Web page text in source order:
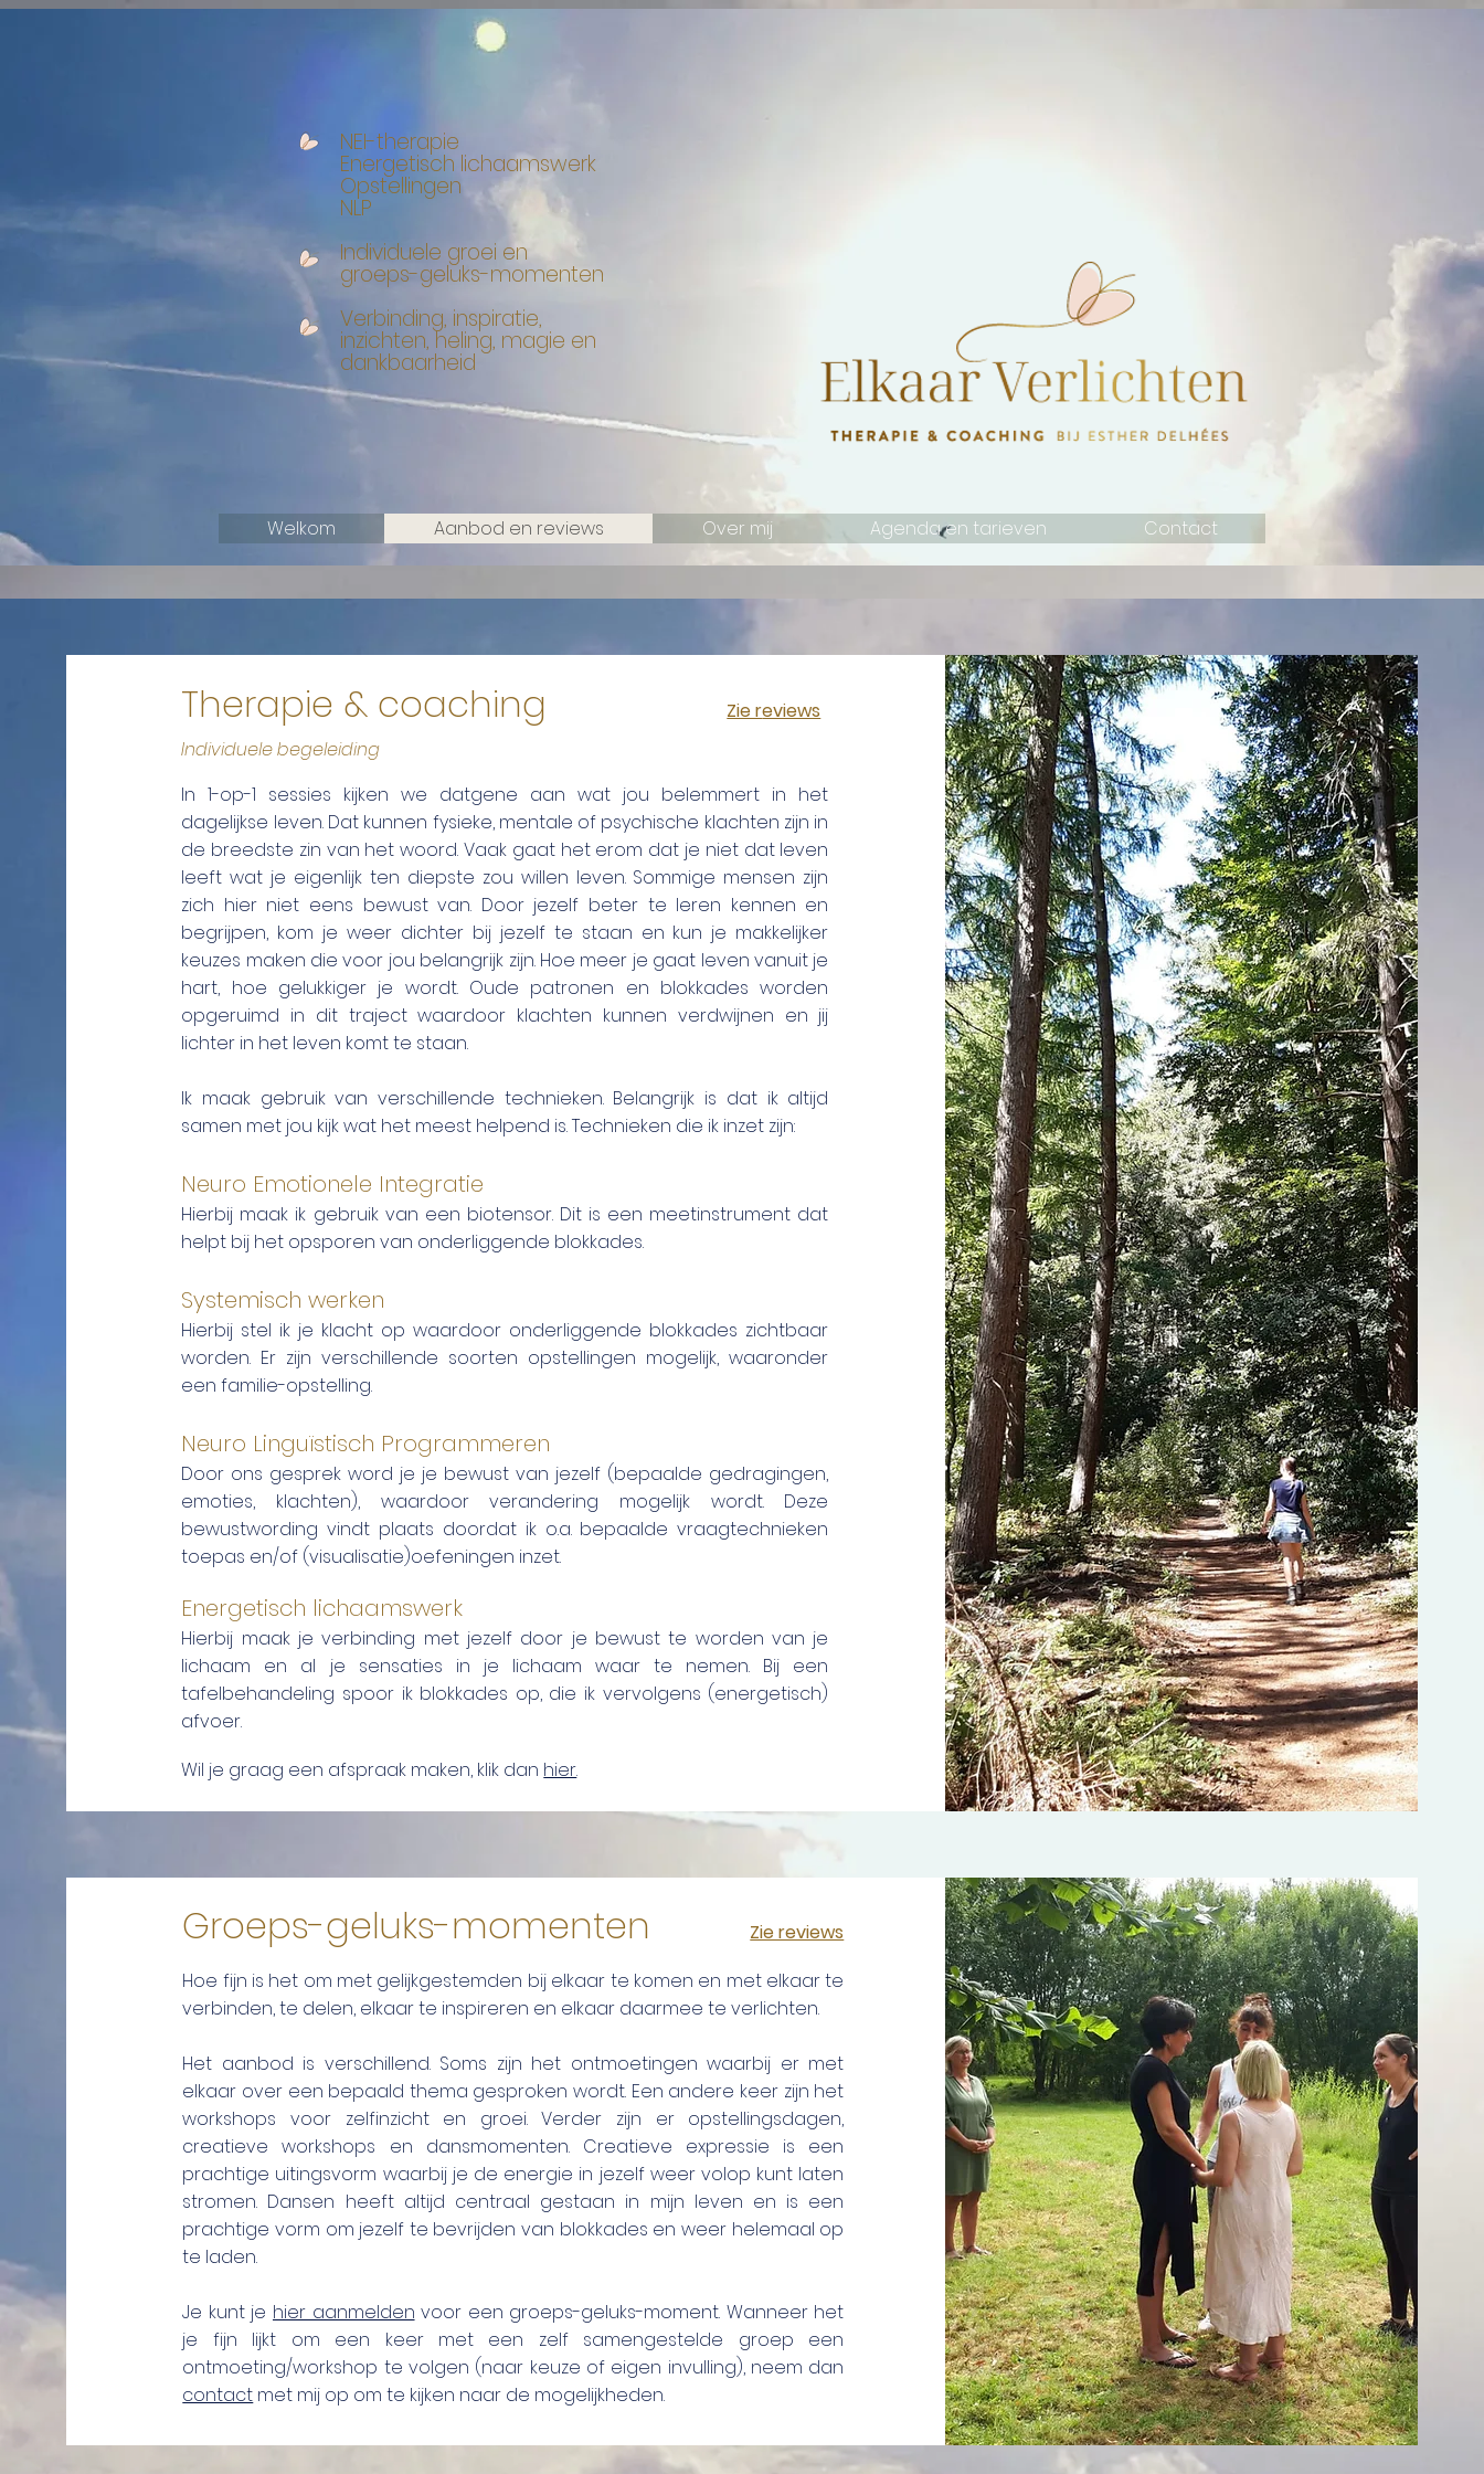
NEI-therapie
Energetisch lichaamswerk
Opstellingen
NLP
Individuele groei en
groeps-geluks-momenten
Verbinding, inspiratie,
inzichten, heling, magie en
dankbaarheid
Welkom Aanbod en reviews Over mij Agenda en tarieven Contact
Therapie & coaching Zie reviews
Individuele begeleiding
In 1-op-1 sessies kijken we datgene aan wat jou belemmert in het
dagelijkse leven. Dat kunnen fysieke, mentale of psychische klachten zijn in
de breedste zin van het woord. Vaak gaat het erom dat je niet dat leven
leeft wat je eigenlijk ten diepste zou willen leven. Sommige mensen zijn
zich hier niet eens bewust van. Door jezelf beter te leren kennen en
begrijpen, kom je weer dichter bij jezelf te staan en kun je makkelijker
keuzes maken die voor jou belangrijk zijn. Hoe meer je gaat leven vanuit je
hart, hoe gelukkiger je wordt. Oude patronen en blokkades worden
opgeruimd in dit traject waardoor klachten kunnen verdwijnen en jij
lichter in het leven komt te staan.
Ik maak gebruik van verschillende technieken. Belangrijk is dat ik altijd
samen met jou kijk wat het meest helpend is. Technieken die ik inzet zijn:
Neuro Emotionele Integratie
Hierbij maak ik gebruik van een biotensor. Dit is een meetinstrument dat
helpt bij het opsporen van onderliggende blokkades.
Systemisch werken
Hierbij stel ik je klacht op waardoor onderliggende blokkades zichtbaar
worden. Er zijn verschillende soorten opstellingen mogelijk, waaronder
eenfamilie-opstelling.
Neuro Linguïstisch Programmeren
Door ons gesprek word je je bewust van jezelf (bepaalde gedragingen,
emoties, klachten), waardoor verandering mogelijk wordt. Deze
bewustwording vindt plaats doordat ik o.a. bepaalde vraagtechnieken
toepas en/of (visualisatie)oefeningen inzet.
Energetisch lichaamswerk
Hierbij maak je verbinding met jezelf door je bewust te worden van je
lichaam en al je sensaties in je lichaam waar te nemen. Bij een
tafelbehandeling spoor ik blokkades op, die ik vervolgens (energetisch)
afvoer.
Wil je graag een afspraak maken, klik dan hier.
Groeps-geluks-momenten
Zie reviews
Hoe fijn is het om met gelijkgestemden bij elkaar te komen en met elkaar te
verbinden, te delen, elkaar te inspireren en elkaar daarmee te verlichten.
Het aanbod is verschillend. Soms zijn het ontmoetingen waarbij er met
elkaar over een bepaald thema gesproken wordt. Een andere keer zijn het
workshops voor zelfinzicht en groei. Verder zijn er opstellingsdagen,
creatieve workshops en dansmomenten. Creatieve expressie is een
prachtige uitingsvorm waarbij je de energie in jezelf weer volop kunt laten
stromen. Dansen heeft altijd centraal gestaan in mijn leven en is een
prachtige vorm om jezelf te bevrijden van blokkades en weer helemaal op
te laden.
Je kunt je hier aanmelden voor een groeps-geluks-moment. Wanneer het
je fijn lijkt om een keer met een zelf samengestelde groep een
ontmoeting/workshop te volgen (naar keuze of eigen invulling), neem dan
contact met mij op om te kijken naar de mogelijkheden.